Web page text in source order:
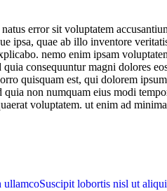
error sit voluptatem
ipsa, quae ab illo inventore
nemo enim ipsam
consequuntur magni dolores
quisquam est, qui dolorem
quia non numquam eius modi
voluptatem. ut enim ad
ullamcoSuscipit lobortis nisl ut